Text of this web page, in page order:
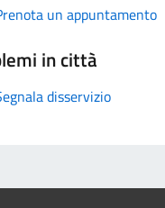
un appuntamento
in città
disservizio